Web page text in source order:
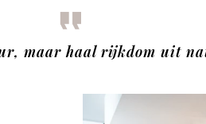
maar haal rijkdom uit